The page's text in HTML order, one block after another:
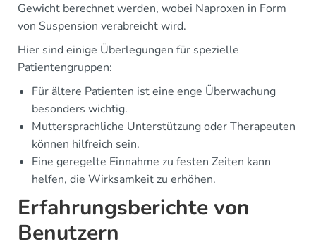
Gewicht berechnet werden, wobei Naproxen in Form
von Suspension verabreicht wird.
Hier sind einige Überlegungen für spezielle
Patientengruppen:
Für ältere Patienten ist eine enge Überwachung
besonders wichtig.
Muttersprachliche Unterstützung oder Therapeuten
können hilfreich sein.
Eine geregelte Einnahme zu festen Zeiten kann
helfen, die Wirksamkeit zu erhöhen.
Erfahrungsberichte von
Benutzern